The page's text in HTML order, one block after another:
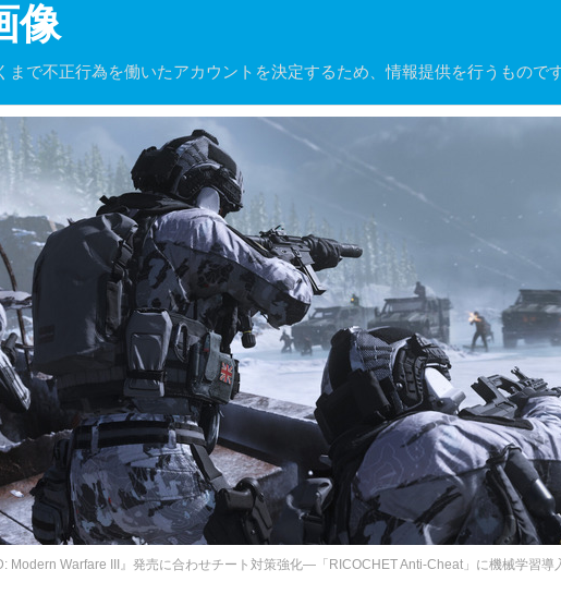
像
まで不正行為を働いたアカウントを決定するため、情報提供を行うものです
Modern Warfare III』発売に合わせチート対策強化―「RICOCHET Anti-Cheat」に機械学習導